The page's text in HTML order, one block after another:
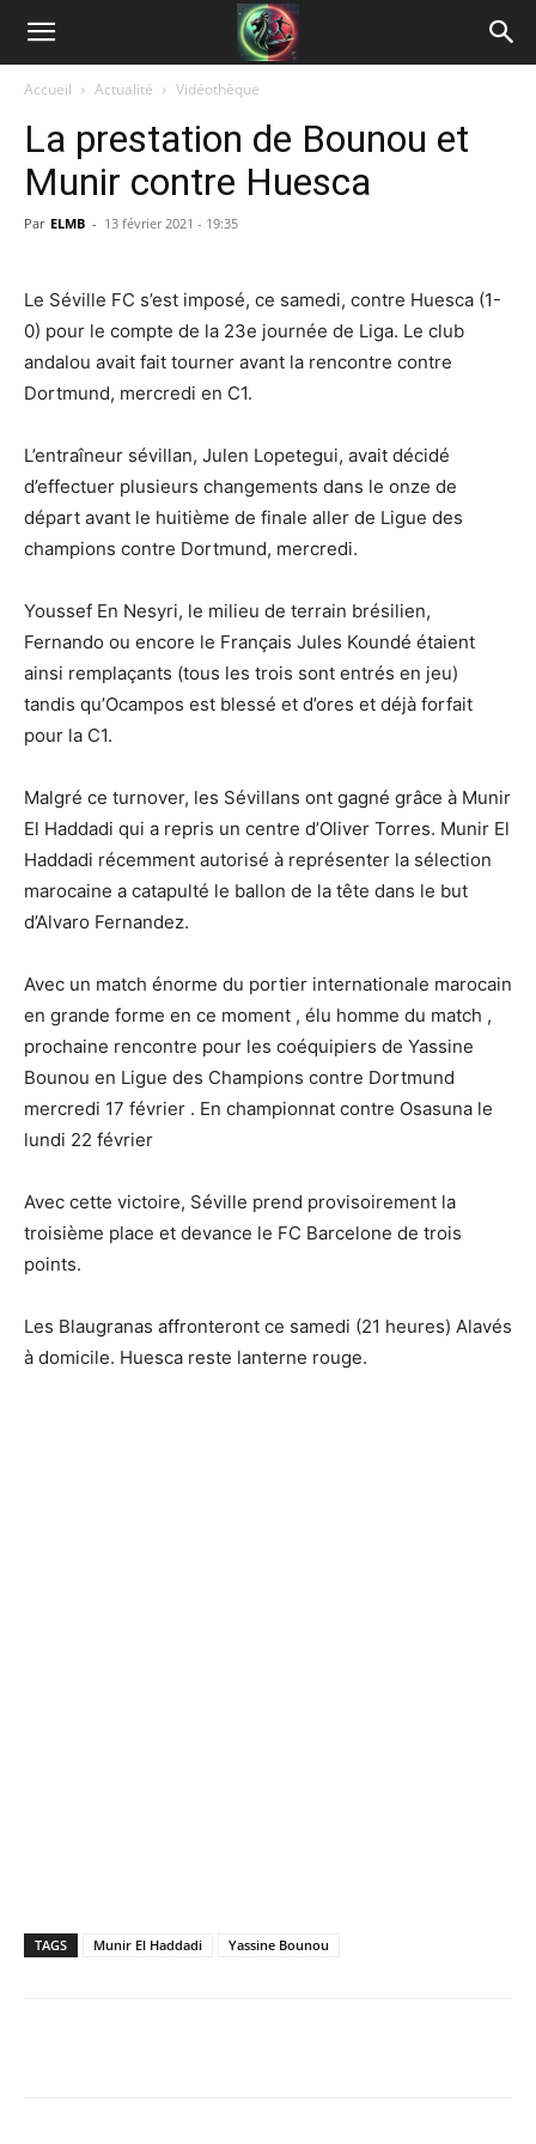
Accueil Actualité Vidéothèque
La prestation de Bounou et
Munir contre Huesca
Par ELMB - 13 février 2021 - 19:35
Le Séville FC s’est imposé, ce samedi, contre Huesca (1-
0) pour le compte de la 23e journée de Liga. Le club
andalou avait fait tourner avant la rencontre contre
Dortmund, mercredi en C1.
L’entraîneur sévillan, Julen Lopetegui, avait décidé
d’effectuer plusieurs changements dans le onze de
départ avant le huitième de finale aller de Ligue des
champions contre Dortmund, mercredi.
Youssef En Nesyri, le milieu de terrain brésilien,
Fernando ou encore le Français Jules Koundé étaient
ainsi remplaçants (tous les trois sont entrés en jeu)
tandis qu’Ocampos est blessé et d’ores et déjà forfait
pour la C1.
Malgré ce turnover, les Sévillans ont gagné grâce à Munir
El Haddadi qui a repris un centre d’Oliver Torres. Munir El
Haddadi récemment autorisé à représenter la sélection
marocaine a catapulté le ballon de la tête dans le but
d’Alvaro Fernandez.
Avec un match énorme du portier internationale marocain
en grande forme en ce moment , élu homme du match ,
prochaine rencontre pour les coéquipiers de Yassine
Bounou en Ligue des Champions contre Dortmund
mercredi 17 février . En championnat contre Osasuna le
lundi 22 février
Avec cette victoire, Séville prend provisoirement la
troisième place et devance le FC Barcelone de trois
points.
Les Blaugranas affronteront ce samedi (21 heures) Alavés
à domicile. Huesca reste lanterne rouge.
TAGS Munir El Haddadi Yassine Bounou